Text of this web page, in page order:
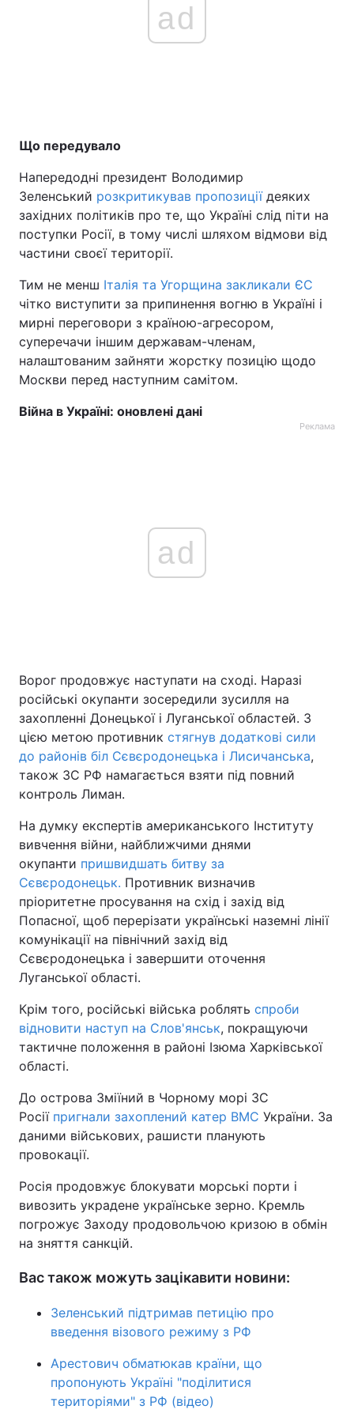
ad
Що передувало
Напередодні президент Володимир
Зеленський розкритикував пропозиціїдеяких
західних політиків про те, що Україні слід піти на
поступки Росії, в тому числі шляхом відмови від
частини своєї території.
Тим не менш Італія та Угорщина закликали ЄС
чітко виступити за припинення вогню в Україні і
мирні переговори з країною-агресором,
суперечачи іншим державам-членам,
налаштованим зайняти жорстку позицію щодо
Москви перед наступним самітом.
Війна в Україні: оновлені дані
Реклама
ad
Ворог продовжує наступати на сході. Наразі
російські окупанти зосередили зусилля на
захопленні Донецької і Луганської областей. З
цією метою противник стягнув додаткові сили
до районів біл Сєвєродонецька і Лисичанська,
також ЗС РФ намагається взяти під повний
контроль Лиман.
На думку експертів американського Інституту
вивчення війни, найближчими днями
окупанти пришвидшать битву за
Сєвєродонецьк. Противник визначив
пріоритетне просування на схід і захід від
Попасної, щоб перерізати українські наземні лінії
комунікації на північний захід від
Сєвєродонецька і завершити оточення
Луганської області.
Крім того, російські війська роблять спроби
відновити наступ на Слов'янськ, покращуючи
тактичне положення в районі Ізюма Харківської
області.
До острова Зміїний в Чорному морі ЗС
Росії пригнали захоплений катер ВМС України. За
даними військових, рашисти планують
провокації.
Росія продовжує блокувати морські порти і
вивозить украдене українське зерно. Кремль
погрожує Заходу продовольчою кризою в обмін
на зняття санкцій.
Вас також можуть зацікавити новини:
Зеленський підтримав петицію про
введення візового режиму з РФ
Арестович обматюкав країни, що
пропонують Україні "поділитися
територіями" з РФ (відео)